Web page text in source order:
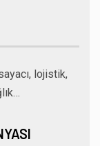
lojistik,